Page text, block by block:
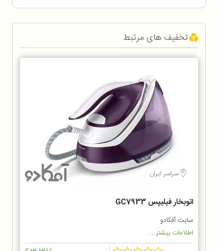
تخفیف های مرتبط
سراسر ایران
اتوبخار فیلیپس GC7933
سایت آفکادو
اطلاعات بیشتر...